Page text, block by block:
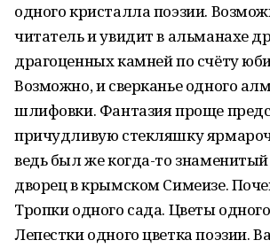
одного кристалла поэзии.
читатель и увидит в альманахе
драгоценных камней по счёту
Возможно, и сверканье одного
шлифовки. Фантазия проще
причудливую стекляшку
ведь был же когда-то
дворец в крымском Симеизе.
Тропки одного сада. Цветы
Лепестки одного цветка поэзии.